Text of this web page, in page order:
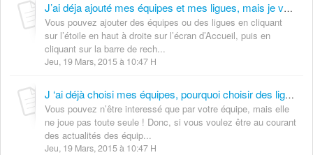
J’ai déja ajouté mes équipes et mes ligues, mais je veux en rajouter. Comment faire ?
Vous pouvez ajouter des équipes ou des ligues en cliquant
sur l’étoile en haut à droite sur l’écran d’Accueil, puis en
cliquant sur la barre de rech...
Jeu, 19 Mars, 2015 à 10:47 H
J ‘ai déjà choisi mes équipes, pourquoi choisir des ligues aussi ?
Vous pouvez n’être interessé que par votre équipe, mais elle
ne joue pas toute seule ! Donc, si vous voulez être au courant
des actualités des équip...
Jeu, 19 Mars, 2015 à 10:47 H